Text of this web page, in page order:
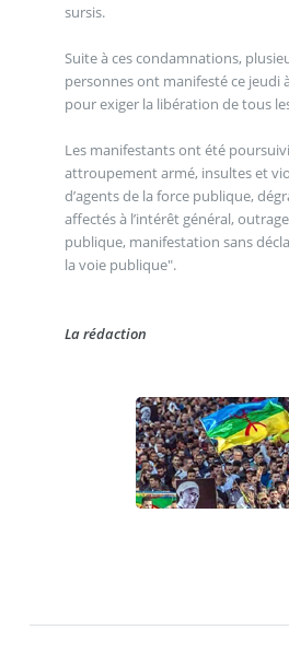
sursis.
Suite à ces condamnations,
personnes ont manifesté ce jeudi
pour exiger la libération de tous
Les manifestants ont été
attroupement armé, insultes et
d’agents de la force publique,
affectés à l’intérêt général,
publique, manifestation sans
la voie publique".
La rédaction